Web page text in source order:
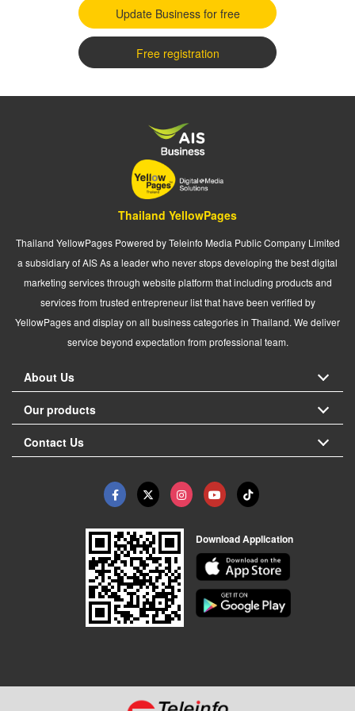
Update Business for free
Free registration
Thailand YellowPages
Thailand YellowPages Powered by Teleinfo Media Public Company Limited
a subsidiary of AIS As a leader who never stops developing the best digital
marketing services through website platform that including products and
services from trusted entrepreneur list that have been verified by
YellowPages and display on all business categories in Thailand. We deliver
service beyond expectation from professional team.
About Us
Our products
Contact Us
Download Application